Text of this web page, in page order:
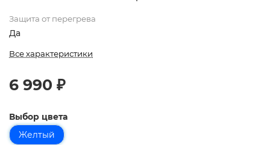
Защита от перегрева
Да
Все характеристики
6 990 ₽
Выбор цвета
Желтый